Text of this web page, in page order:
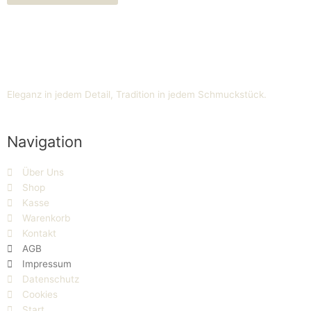
Eleganz in jedem Detail, Tradition in jedem Schmuckstück.
Navigation
Über Uns
Shop
Kasse
Warenkorb
Kontakt
AGB
Impressum
Datenschutz
Cookies